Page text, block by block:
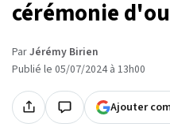
cérémonie
ParJérémy Birien
Publié le 05/07/2024 à 13h00
Ajouter